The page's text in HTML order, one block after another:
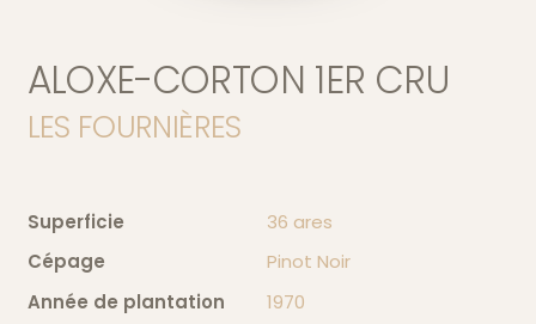
Accueil
Notre histoire
Notre philosophie
ALOXE-CORTON 1ER CRU
LES FOURNIÈRES
Superficie
36 ares
Cépage
Pinot Noir
Année de plantation
1970